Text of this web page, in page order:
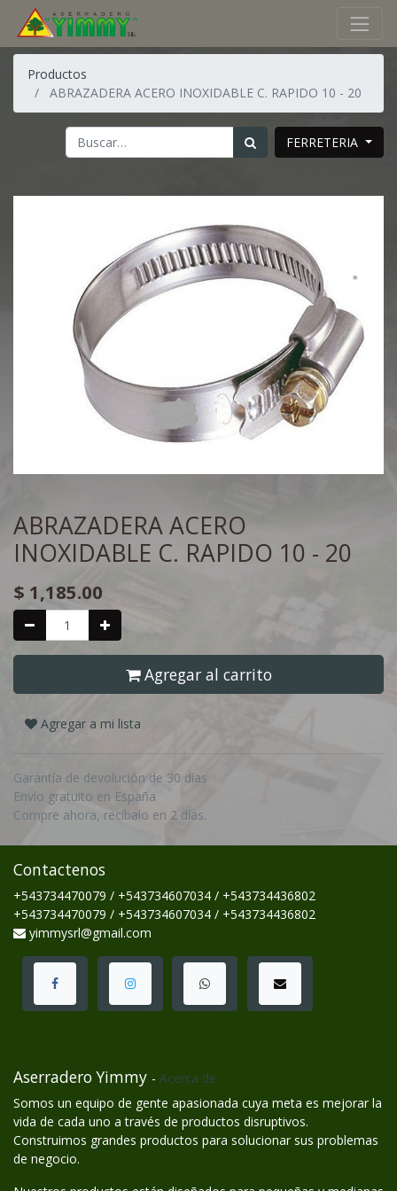
Productos
ABRAZADERA ACERO INOXIDABLE C. RAPIDO 10 - 20
FERRETERIA
ABRAZADERA ACERO
INOXIDABLE C. RAPIDO 10 - 20
$ 1,185.00
Agregar al carrito
Agregar a mi lista
Garantía de devolución de 30 días
Envío gratuito en España
Compre ahora, recíbalo en 2 días.
Contactenos
+543734470079 / +543734607034 / +543734436802
+543734470079 / +543734607034 / +543734436802
yimmysrl@gmail.com
Aserradero Yimmy - Acerca de
Somos un equipo de gente apasionada cuya meta es mejorar la
vida de cada uno a través de productos disruptivos.
Construimos grandes productos para solucionar sus problemas
de negocio.